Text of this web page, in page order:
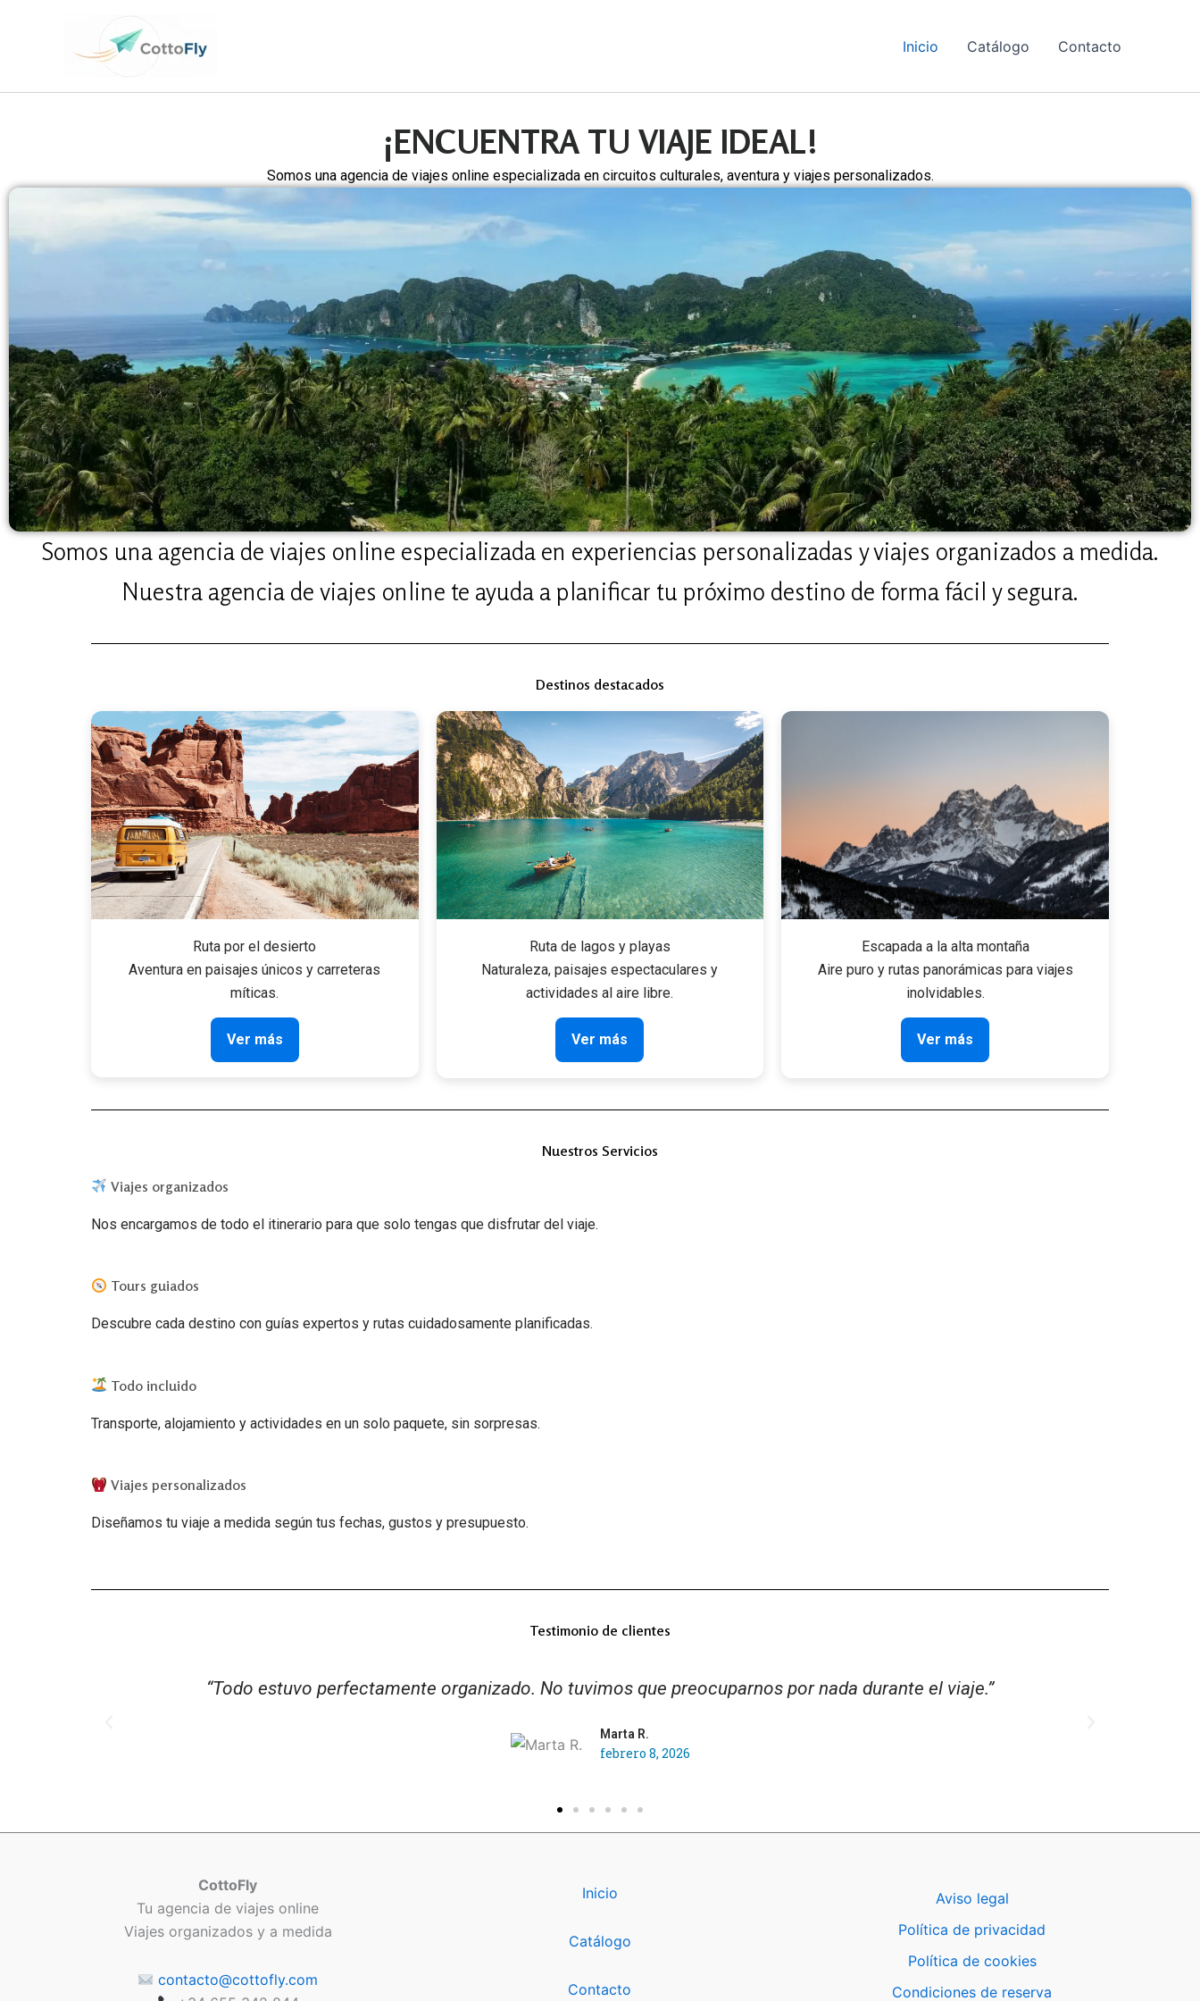
Inicio Catálogo Contacto
¡ENCUENTRA TU VIAJE IDEAL!
Somos una agencia de viajes online especializada en circuitos culturales, aventura y viajes personalizados.
Somos una agencia de viajes online especializada en experiencias personalizadas y viajes organizados a medida.
Nuestra agencia de viajes online te ayuda a planificar tu próximo destino de forma fácil y segura.
Destinos destacados
Ruta por el desierto
Aventura en paisajes únicos y carreteras
míticas.
Ver más
Ruta de lagos y playas
Naturaleza, paisajes espectaculares y
actividades al aire libre.
Ver más
Escapada a la alta montaña
Aire puro y rutas panorámicas para viajes
inolvidables.
Ver más
Nuestros Servicios
Viajes organizados
Nos encargamos de todo el itinerario para que solo tengas que disfrutar del viaje.
Tours guiados
Descubre cada destino con guías expertos y rutas cuidadosamente planificadas.
Todo incluido
Transporte, alojamiento y actividades en un solo paquete, sin sorpresas.
Viajes personalizados
Diseñamos tu viaje a medida según tus fechas, gustos y presupuesto.
Testimonio de clientes
“El mejor trato que he recibido al planificar unas vacaciones. Repetiremos seguro.”
Carlos G.
febrero 8, 2026
CottoFly
Tu agencia de viajes online
Viajes organizados y a medida
contacto@cottofly.com
Inicio
Catálogo
Contacto
Aviso legal
Política de privacidad
Política de cookies
Condiciones de reserva